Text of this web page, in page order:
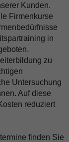
Kunden.
Firmenkurse
in
zu
Untersuchung
Auf diese
reduziert
finden Sie